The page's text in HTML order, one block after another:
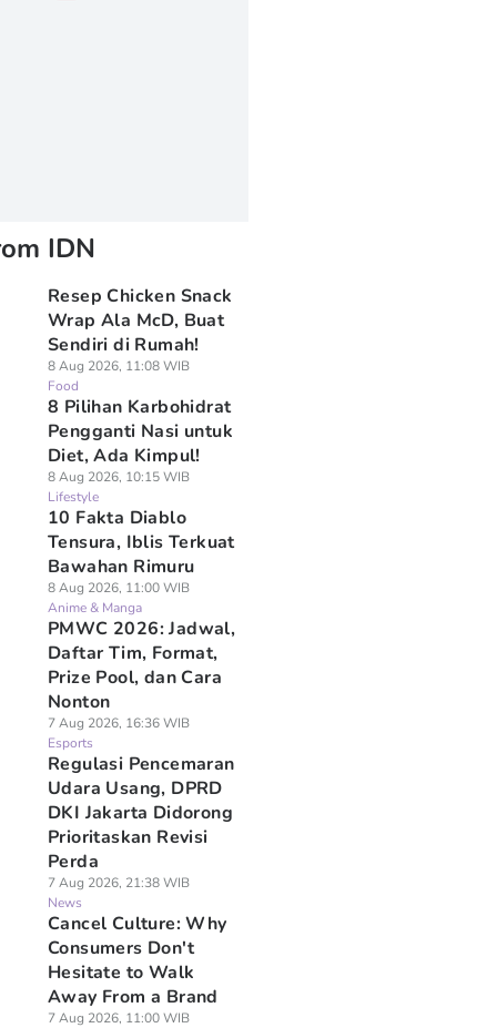
IDN
Resep Chicken Snack
Wrap Ala McD, Buat
Sendiri di Rumah!
8 Aug 2026, 11:08 WIB
Food
8 Pilihan Karbohidrat
Pengganti Nasi untuk
Diet, Ada Kimpul!
8 Aug 2026, 10:15 WIB
Lifestyle
10 Fakta Diablo
Tensura, Iblis Terkuat
Bawahan Rimuru
8 Aug 2026, 11:00 WIB
Anime & Manga
PMWC 2026: Jadwal,
Daftar Tim, Format,
Prize Pool, dan Cara
Nonton
7 Aug 2026, 16:36 WIB
Esports
Regulasi Pencemaran
Udara Usang, DPRD
DKI Jakarta Didorong
Prioritaskan Revisi
Perda
7 Aug 2026, 21:38 WIB
News
Cancel Culture: Why
Consumers Don't
Hesitate to Walk
Away From a Brand
7 Aug 2026, 11:00 WIB